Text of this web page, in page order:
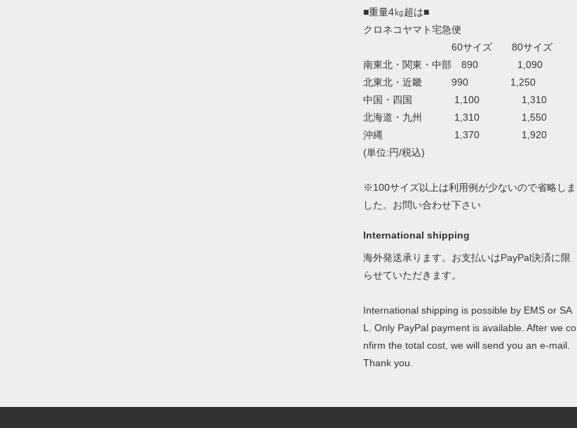
■重量4㎏超は■
クロネコヤマト宅急便
60サイズ 80サイズ
南東北・関東・中部 890 1,090
北東北・近畿 990 1,250
中国・四国 1,100 1,310
北海道・九州 1,310 1,550
沖縄 1,370 1,920
(単位:円/税込)
※100サイズ以上は利用例が少ないので省略しま
した。お問い合わせ下さい
International shipping
海外発送承ります。お支払いはPayPal決済に限
らせていただきます。
International shipping is possible by EMS or SA
L. Only PayPal payment is available. After we co
nfirm the total cost, we will send you an e-mail.
Thank you.